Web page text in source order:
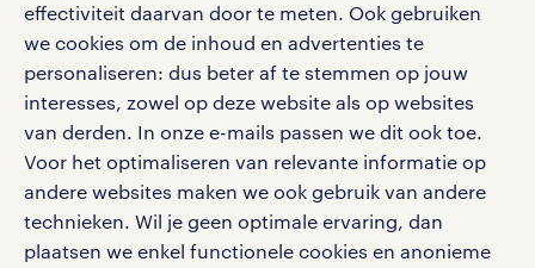
effectiviteit daarvan door te meten. Ook gebruiken
we cookies om de inhoud en advertenties te
personaliseren: dus beter af te stemmen op jouw
interesses, zowel op deze website als op websites
van derden. In onze e-mails passen we dit ook toe.
Voor het optimaliseren van relevante informatie op
andere websites maken we ook gebruik van andere
technieken. Wil je geen optimale ervaring, dan
plaatsen we enkel functionele cookies en anonieme
Volg ons voor de leukste content omtrent
vacatures, solliciteren en inspiratie.
werken bij randstad
gebruikersvoorwaarden
privacystatement